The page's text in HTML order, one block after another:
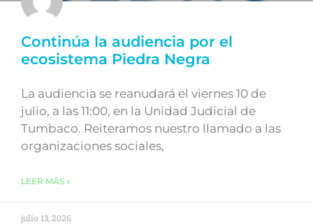
Continúa la audiencia por el
ecosistema Piedra Negra
La audiencia se reanudará el viernes 10 de
julio, a las 11:00, en la Unidad Judicial de
Tumbaco. Reiteramos nuestro llamado a las
organizaciones sociales,
LEER MÁS »
julio 13, 2026